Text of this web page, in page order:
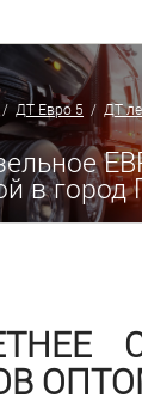
ДТ Евро 5 / ДТ
в город